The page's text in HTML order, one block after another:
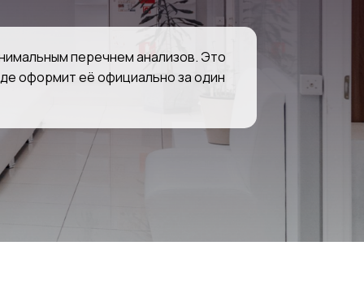
перечнем анализов. Это
оформит её официально за один